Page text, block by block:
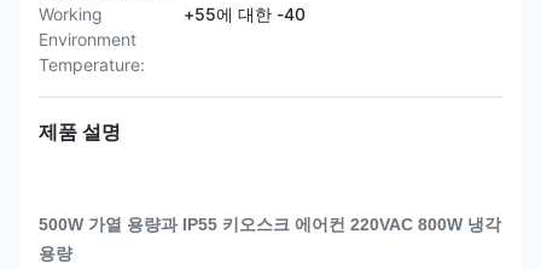
Working
Environment
Temperature:
+55에 대한 -40
제품 설명
500W 가열 용량과 IP55 키오스크 에어컨 220VAC 800W 냉각
용량